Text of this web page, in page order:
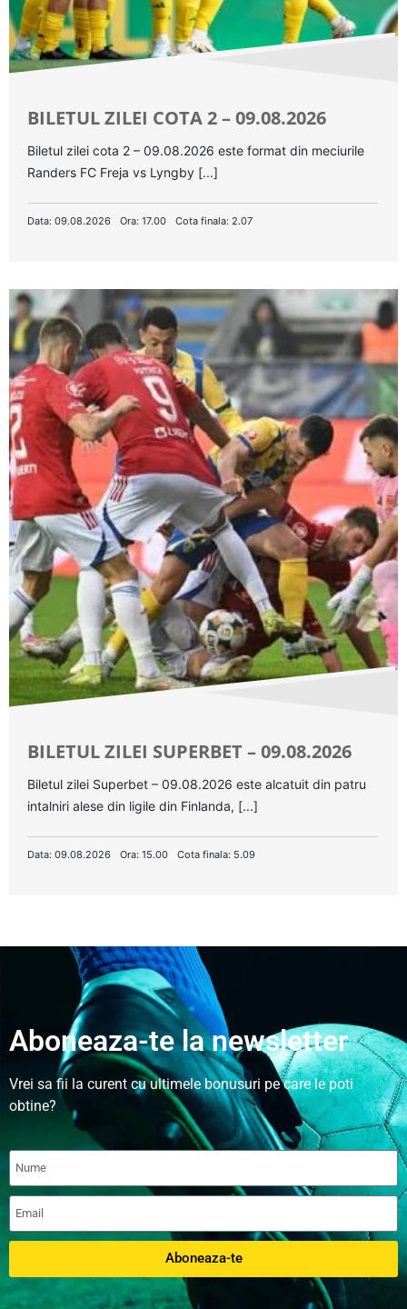
BILETUL ZILEI COTA 2 – 09.08.2026
Biletul zilei cota 2 – 09.08.2026 este format din meciurile
Randers FC Freja vs Lyngby [...]
Data: 09.08.2026 Ora: 17.00 Cota finala: 2.07
BILETUL ZILEI SUPERBET – 09.08.2026
Biletul zilei Superbet – 09.08.2026 este alcatuit din patru
intalniri alese din ligile din Finlanda, [...]
Data: 09.08.2026 Ora: 15.00 Cota finala: 5.09
Aboneaza-te la newsletter
Vrei sa fii la curent cu ultimele bonusuri pe care le poti
obtine?
Aboneaza-te